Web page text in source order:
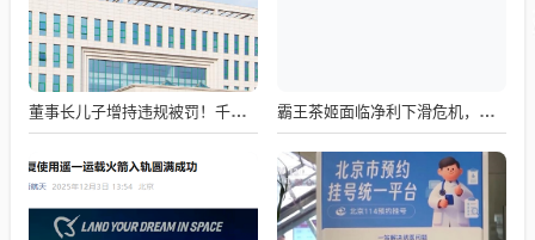
董事长儿子增持违规被罚！千红制药市值128亿，半年净赚2.58亿却踩雷信托5年 霸王茶姬面临净利下滑危机，急需策略调整与谋变